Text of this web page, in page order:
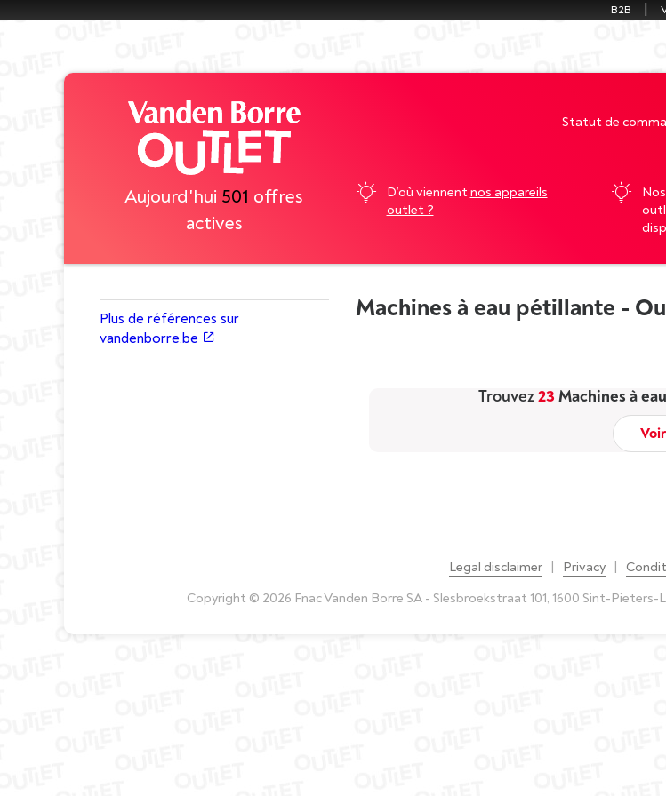
B2B
Aujourd'hui 501 offres
actives
Statut de
D’où viennentnos appareils
outlet ?
Plus de références sur
vandenborre.be
Machines à eau pétillante -
Trouvez23 Machines à
Legal disclaimer | Privacy |
Copyright © 2026 Fnac Vanden Borre SA - Slesbroekstraat 101, 1600 Sint-